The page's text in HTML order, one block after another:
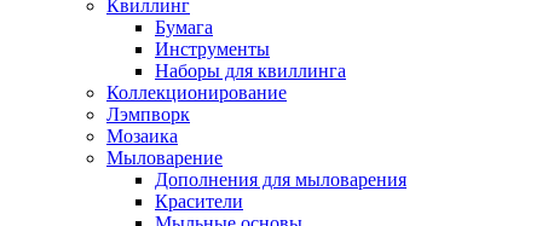
Квиллинг
Бумага
Инструменты
Наборы для квиллинга
Коллекционирование
Лэмпворк
Мозаика
Мыловарение
Дополнения для мыловарения
Красители